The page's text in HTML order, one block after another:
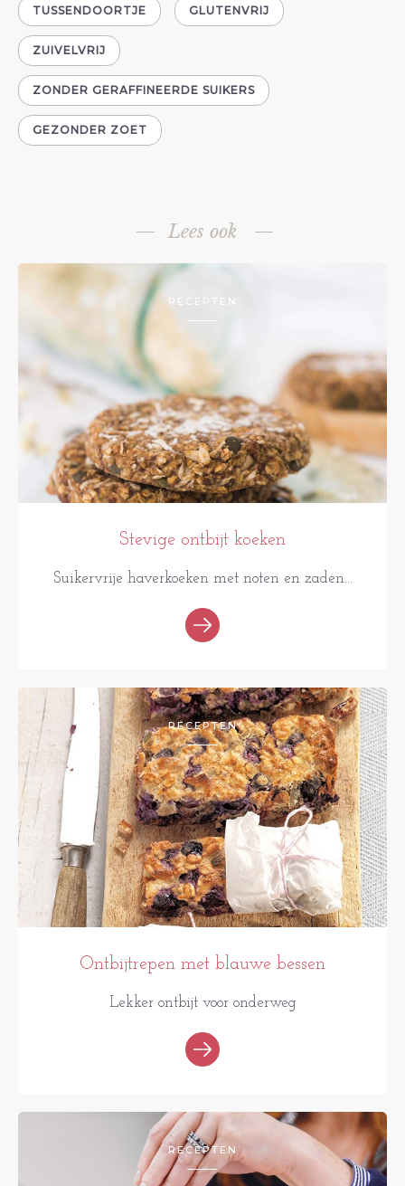
TUSSENDOORTJE GLUTENVRIJ
ZUIVELVRIJ
ZONDER GERAFFINEERDE SUIKERS
GEZONDER ZOET
Lees ook
RECEPTEN
Stevige ontbijt koeken
Suikervrije haverkoeken met noten en zaden...
RECEPTEN
Ontbijtrepen met blauwe bessen
Lekker ontbijt voor onderweg
RECEPTEN